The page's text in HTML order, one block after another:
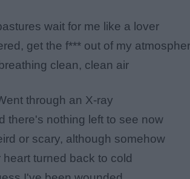
wait for me like a lover
get the f*** out of my
clean, clean air
through an X-ray
there's nothing left to see now
or scary, although somеhow
heart turned back to cold